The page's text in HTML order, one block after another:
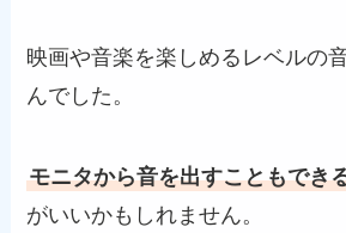
映画や音楽を楽しめるレベルの
んでした。
モニタから音を出すこともでき
がいいかもしれません。